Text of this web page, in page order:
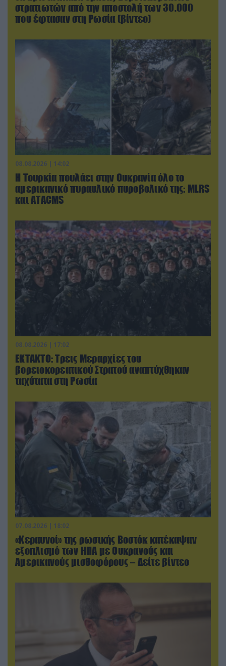
στρατιωτών από την αποστολή των 30.000
που έφτασαν στη Ρωσία (βίντεο)
08.08.2026 | 14:02
Η Τουρκία πουλάει στην Ουκρανία όλο το
αμερικανικό πυραυλικό πυροβολικό της: MLRS
και ΑΤΑCMS
08.08.2026 | 17:02
ΕΚΤΑΚΤΟ: Τρεις Μεραρχίες του
βορειοκορεατικού Στρατού αναπτύχθηκαν
ταχύτατα στη Ρωσία
07.08.2026 | 18:02
«Κεραυνοί» της ρωσικής Βοστόκ κατέκαψαν
εξοπλισμό των ΗΠΑ με Ουκρανούς και
Αμερικανούς μισθοφόρους – Δείτε βίντεο